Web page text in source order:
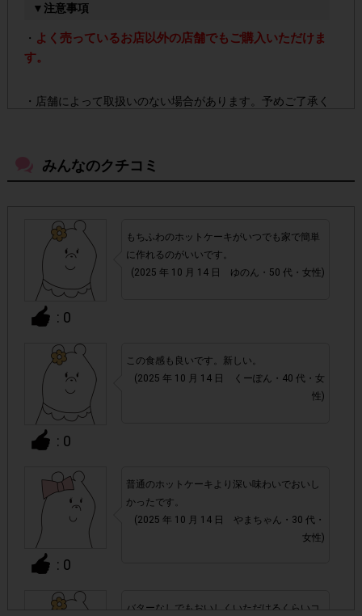
▼注意事項
・ よく売っているお店以外の店舗でもご購入いただけま
す。
・店舗によって取扱いのない場合があります。予めご了承く
・参加(申し込み)を回答前にしていただければ、募集人数が
上限に達しても、掲載期間内のアンケート回答が可能です。
・スマートフォン、携帯電話、タブレットPCにつきまし
て、機種によってはアンケートに回答できない場合がござい
▼ポイント付与対象外
・ECサイトやネットスーパーでのご購入
・1つのアンケートにつき、お1人様あたり複数回の参加が
確認された場合。
ービスのモニター回答は、1つのアンケートにつき1人1回
の参加とさせていただいております。
・レシート画像に
「チェーン名」「店舗名」「電話番
号」「購入日時」「対象商品名」「購入個数」「価格」
みんなのクチコミ
: 0
もちふわのホットケーキがいつでも家で簡単
に作れるのがいいです。
(2025 年 10 月 14 日 ゆのん・50 代・女性)
: 0
この食感も良いです。新しい。
(2025 年 10 月 14 日 くーぽん・40 代・女
性)
: 0
普通のホットケーキより深い味わいでおいし
かったです。
(2025 年 10 月 14 日 やまちゃん・30 代・
女性)
バターなしでもおいしくいただけるくらいコ